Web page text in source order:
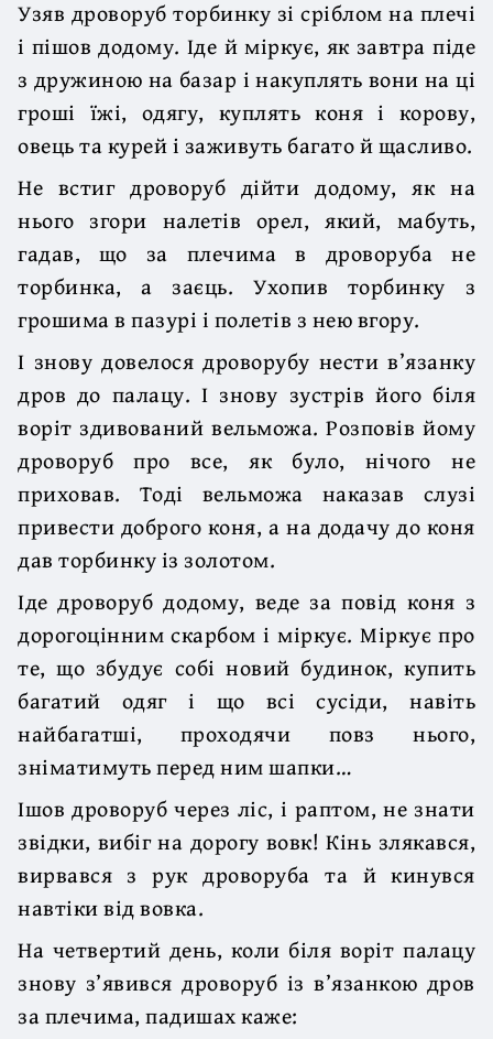
Узяв дроворуб торбинку зі сріблом на плечі
і пішов додому. Іде й міркує, як завтра піде
з дружиною на базар і накуплять вони на ці
гроші їжі, одягу, куплять коня і корову,
овець та курей і заживуть багато й щасливо.
Не встиг дроворуб дійти додому, як на
нього згори налетів орел, який, мабуть,
гадав, що за плечима в дроворуба не
торбинка, а заєць. Ухопив торбинку з
грошима в пазурі і полетів з нею вгору.
І знову довелося дроворубу нести в’язанку
дров до палацу. І знову зустрів його біля
воріт здивований вельможа. Розповів йому
дроворуб про все, як було, нічого не
приховав. Тоді вельможа наказав слузі
привести доброго коня, а на додачу до коня
дав торбинку із золотом.
Іде дроворуб додому, веде за повід коня з
дорогоцінним скарбом і міркує. Міркує про
те, що збудує собі новий будинок, купить
багатий одяг і що всі сусіди, навіть
найбагатші, проходячи повз нього,
зніматимуть перед ним шапки…
Ішов дроворуб через ліс, і раптом, не знати
звідки, вибіг на дорогу вовк! Кінь злякався,
вирвався з рук дроворуба та й кинувся
навтіки від вовка.
На четвертий день, коли біля воріт палацу
знову з’явився дроворуб із в’язанкою дров
за плечима, падишах каже: